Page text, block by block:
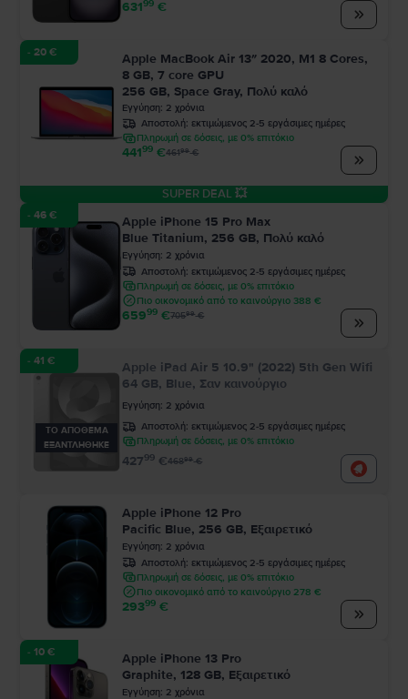
63199 €
- 20 €
Apple MacBook Air 13″ 2020, M1 8 Cores,
8 GB, 7 core GPU
256 GB, Space Gray, Πολύ καλό
Εγγύηση: 2 χρόνια
Αποστολή: εκτιμώμενος 2-5 εργάσιμες ημέρες
Πληρωμή σε δόσεις, με 0% επιτόκιο
44199 €46199€
SUPER DEAL 💥
- 46 €
Apple iPhone 15 Pro Max
Blue Titanium, 256 GB, Πολύ καλό
Εγγύηση: 2 χρόνια
Αποστολή: εκτιμώμενος 2-5 εργάσιμες ημέρες
Πληρωμή σε δόσεις, με 0% επιτόκιο
Πιο οικονομικό από το καινούργιο 388 €
65999 €70599€
- 41 €
ΤΟ ΑΠΟΘΕΜΑ
ΕΞΑΝΤΛΗΘΗΚΕ
Apple iPad Air 5 10.9" (2022) 5th Gen Wifi
64 GB, Blue, Σαν καινούργιο
Εγγύηση: 2 χρόνια
Αποστολή: εκτιμώμενος 2-5 εργάσιμες ημέρες
Πληρωμή σε δόσεις, με 0% επιτόκιο
42799 €46899€
Apple iPhone 12 Pro
Pacific Blue, 256 GB, Εξαιρετικό
Εγγύηση: 2 χρόνια
Αποστολή: εκτιμώμενος 2-5 εργάσιμες ημέρες
Πληρωμή σε δόσεις, με 0% επιτόκιο
Πιο οικονομικό από το καινούργιο 278 €
29399 €
- 10 €
Apple iPhone 13 Pro
Graphite, 128 GB, Εξαιρετικό
Εγγύηση: 2 χρόνια